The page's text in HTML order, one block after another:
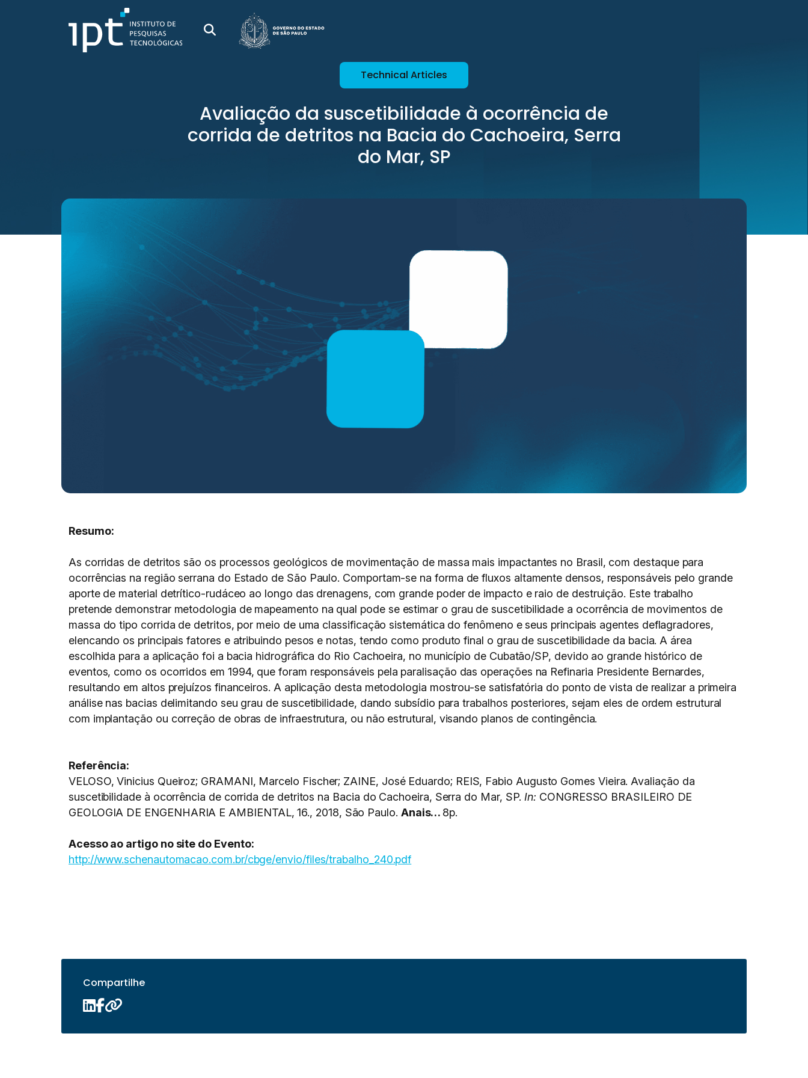
Technical Articles
Avaliação da suscetibilidade à ocorrência de
corrida de detritos na Bacia do Cachoeira, Serra
do Mar, SP
Resumo:
As corridas de detritos são os processos geológicos de movimentação de massa mais impactantes no Brasil, com destaque para
ocorrências na região serrana do Estado de São Paulo. Comportam-se na forma de fluxos altamente densos, responsáveis pelo grande
aporte de material detrítico-rudáceo ao longo das drenagens, com grande poder de impacto e raio de destruição. Este trabalho
pretende demonstrar metodologia de mapeamento na qual pode se estimar o grau de suscetibilidade a ocorrência de movimentos de
massa do tipo corrida de detritos, por meio de uma classificação sistemática do fenômeno e seus principais agentes deflagradores,
elencando os principais fatores e atribuindo pesos e notas, tendo como produto final o grau de suscetibilidade da bacia. A área
escolhida para a aplicação foi a bacia hidrográfica do Rio Cachoeira, no município de Cubatão/SP, devido ao grande histórico de
eventos, como os ocorridos em 1994, que foram responsáveis pela paralisação das operações na Refinaria Presidente Bernardes,
resultando em altos prejuízos financeiros. A aplicação desta metodologia mostrou-se satisfatória do ponto de vista de realizar a primeira
análise nas bacias delimitando seu grau de suscetibilidade, dando subsídio para trabalhos posteriores, sejam eles de ordem estrutural
com implantação ou correção de obras de infraestrutura, ou não estrutural, visando planos de contingência.
Referência:
VELOSO, Vinicius Queiroz; GRAMANI, Marcelo Fischer; ZAINE, José Eduardo; REIS, Fabio Augusto Gomes Vieira. Avaliação da
suscetibilidade à ocorrência de corrida de detritos na Bacia do Cachoeira, Serra do Mar, SP. In: CONGRESSO BRASILEIRO DE
GEOLOGIA DE ENGENHARIA E AMBIENTAL, 16., 2018, São Paulo. Anais… 8p.
Acesso ao artigo no site do Evento:
http://www.schenautomacao.com.br/cbge/envio/files/trabalho_240.pdf
Compartilhe